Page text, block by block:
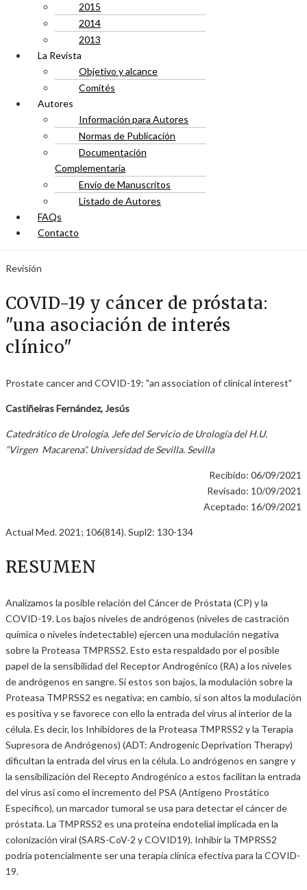
2015
2014
2013
La Revista
Objetivo y alcance
Comités
Autores
Información para Autores
Normas de Publicación
Documentación
Complementaria
Envío de Manuscritos
Listado de Autores
FAQs
Contacto
Revisión
COVID-19 y cáncer de próstata:
"una asociación de interés
clínico"
Prostate cancer and COVID-19: "an association of clinical interest"
Castiñeiras Fernández, Jesús
Catedrático de Urología. Jefe del Servicio de Urología del H.U.
“Virgen Macarena”. Universidad de Sevilla. Sevilla
Recibido: 06/09/2021
Revisado: 10/09/2021
Aceptado: 16/09/2021
Actual Med. 2021; 106(814). Supl2: 130-134
RESUMEN
Analizamos la posible relación del Cáncer de Próstata (CP) y la
COVID-19. Los bajos niveles de andrógenos (niveles de castración
química o niveles indetectable) ejercen una modulación negativa
sobre la Proteasa TMPRSS2. Esto esta respaldado por el posible
papel de la sensibilidad del Receptor Androgénico (RA) a los niveles
de andrógenos en sangre. Si estos son bajos, la modulación sobre la
Proteasa TMPRSS2 es negativa; en cambio, si son altos la modulación
es positiva y se favorece con ello la entrada del virus al interior de la
célula. Es decir, los Inhibidores de la Proteasa TMPRSS2 y la Terapia
Supresora de Andrógenos) (ADT: Androgenic Deprivation Therapy)
dificultan la entrada del virus en la célula. Lo andrógenos en sangre y
la sensibilización del Recepto Androgénico a estos facilitan la entrada
del virus asi como el incremento del PSA (Antígeno Prostático
Especifico), un marcador tumoral se usa para detectar el cáncer de
próstata. La TMPRSS2 es una proteína endotelial implicada en la
colonización viral (SARS-CoV-2 y COVID19). Inhibir la TMPRSS2
podría potencialmente ser una terapia clínica efectiva para la COVID-
19.